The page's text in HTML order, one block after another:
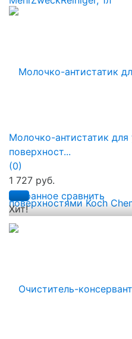
избранное сравнить
Молочко-антистатик
поверхност...
(0)
1 727 руб.
Хит!